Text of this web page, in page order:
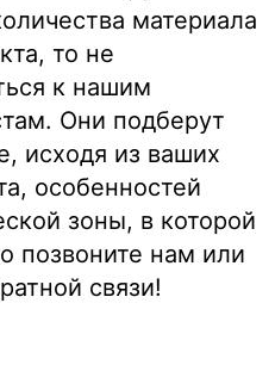
материала
то не
к нашим
Они подберут
исходя из ваших
особенностей
зоны, в которой
позвоните нам или
связи!